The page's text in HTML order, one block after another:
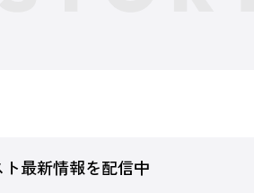
最新情報を配信中